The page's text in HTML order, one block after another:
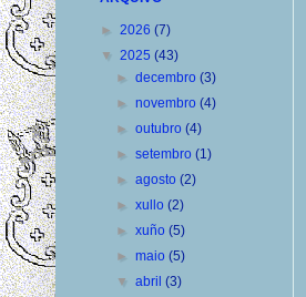
► 2026 (7)
▼ 2025 (43)
►decembro(3)
►novembro(4)
►outubro(4)
►setembro(1)
►agosto(2)
►xullo(2)
►xuño(5)
►maio(5)
▼abril(3)